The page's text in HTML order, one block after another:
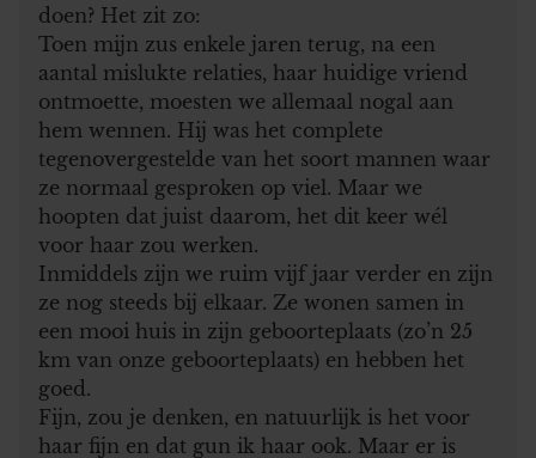
doen? Het zit zo:
Toen mijn zus enkele jaren terug, na een
aantal mislukte relaties, haar huidige vriend
ontmoette, moesten we allemaal nogal aan
hem wennen. Hij was het complete
tegenovergestelde van het soort mannen waar
ze normaal gesproken op viel. Maar we
hoopten dat juist daarom, het dit keer wél
voor haar zou werken.
Inmiddels zijn we ruim vijf jaar verder en zijn
ze nog steeds bij elkaar. Ze wonen samen in
een mooi huis in zijn geboorteplaats (zo’n 25
km van onze geboorteplaats) en hebben het
goed.
Fijn, zou je denken, en natuurlijk is het voor
haar fijn en dat gun ik haar ook. Maar er is